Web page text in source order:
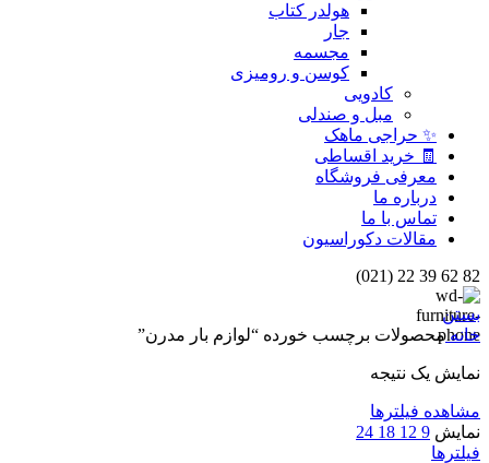
هولدر کتاب
جار
مجسمه
کوسن و رومیزی
کادویی
مبل و صندلی
✨ حراجی ماهک
🧾 خرید اقساطی
معرفی فروشگاه
درباره ما
تماس با ما
مقالات دکوراسیون
82 62 39 22 (021)
بستن
خانهمحصولات برچسب خورده “لوازم بار مدرن”
نمایش یک نتیجه
مشاهده فیلترها
نمایش 9
12
18
24
فیلترها